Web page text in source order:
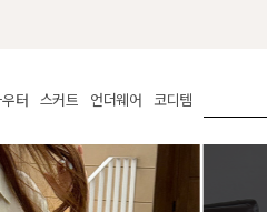
터
건
켓
스커트
롱
데님
언더웨어
보정웨어
브라
코디템
MADE
신상